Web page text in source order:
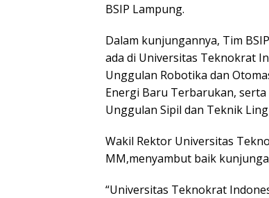
BSIP Lampung.
Dalam kunjungannya, Tim
ada di Universitas Teknokrat
Unggulan Robotika dan
Energi Baru Terbarukan,
Unggulan Sipil dan Teknik
Wakil Rektor Universitas
MM,menyambut baik
“Universitas Teknokrat